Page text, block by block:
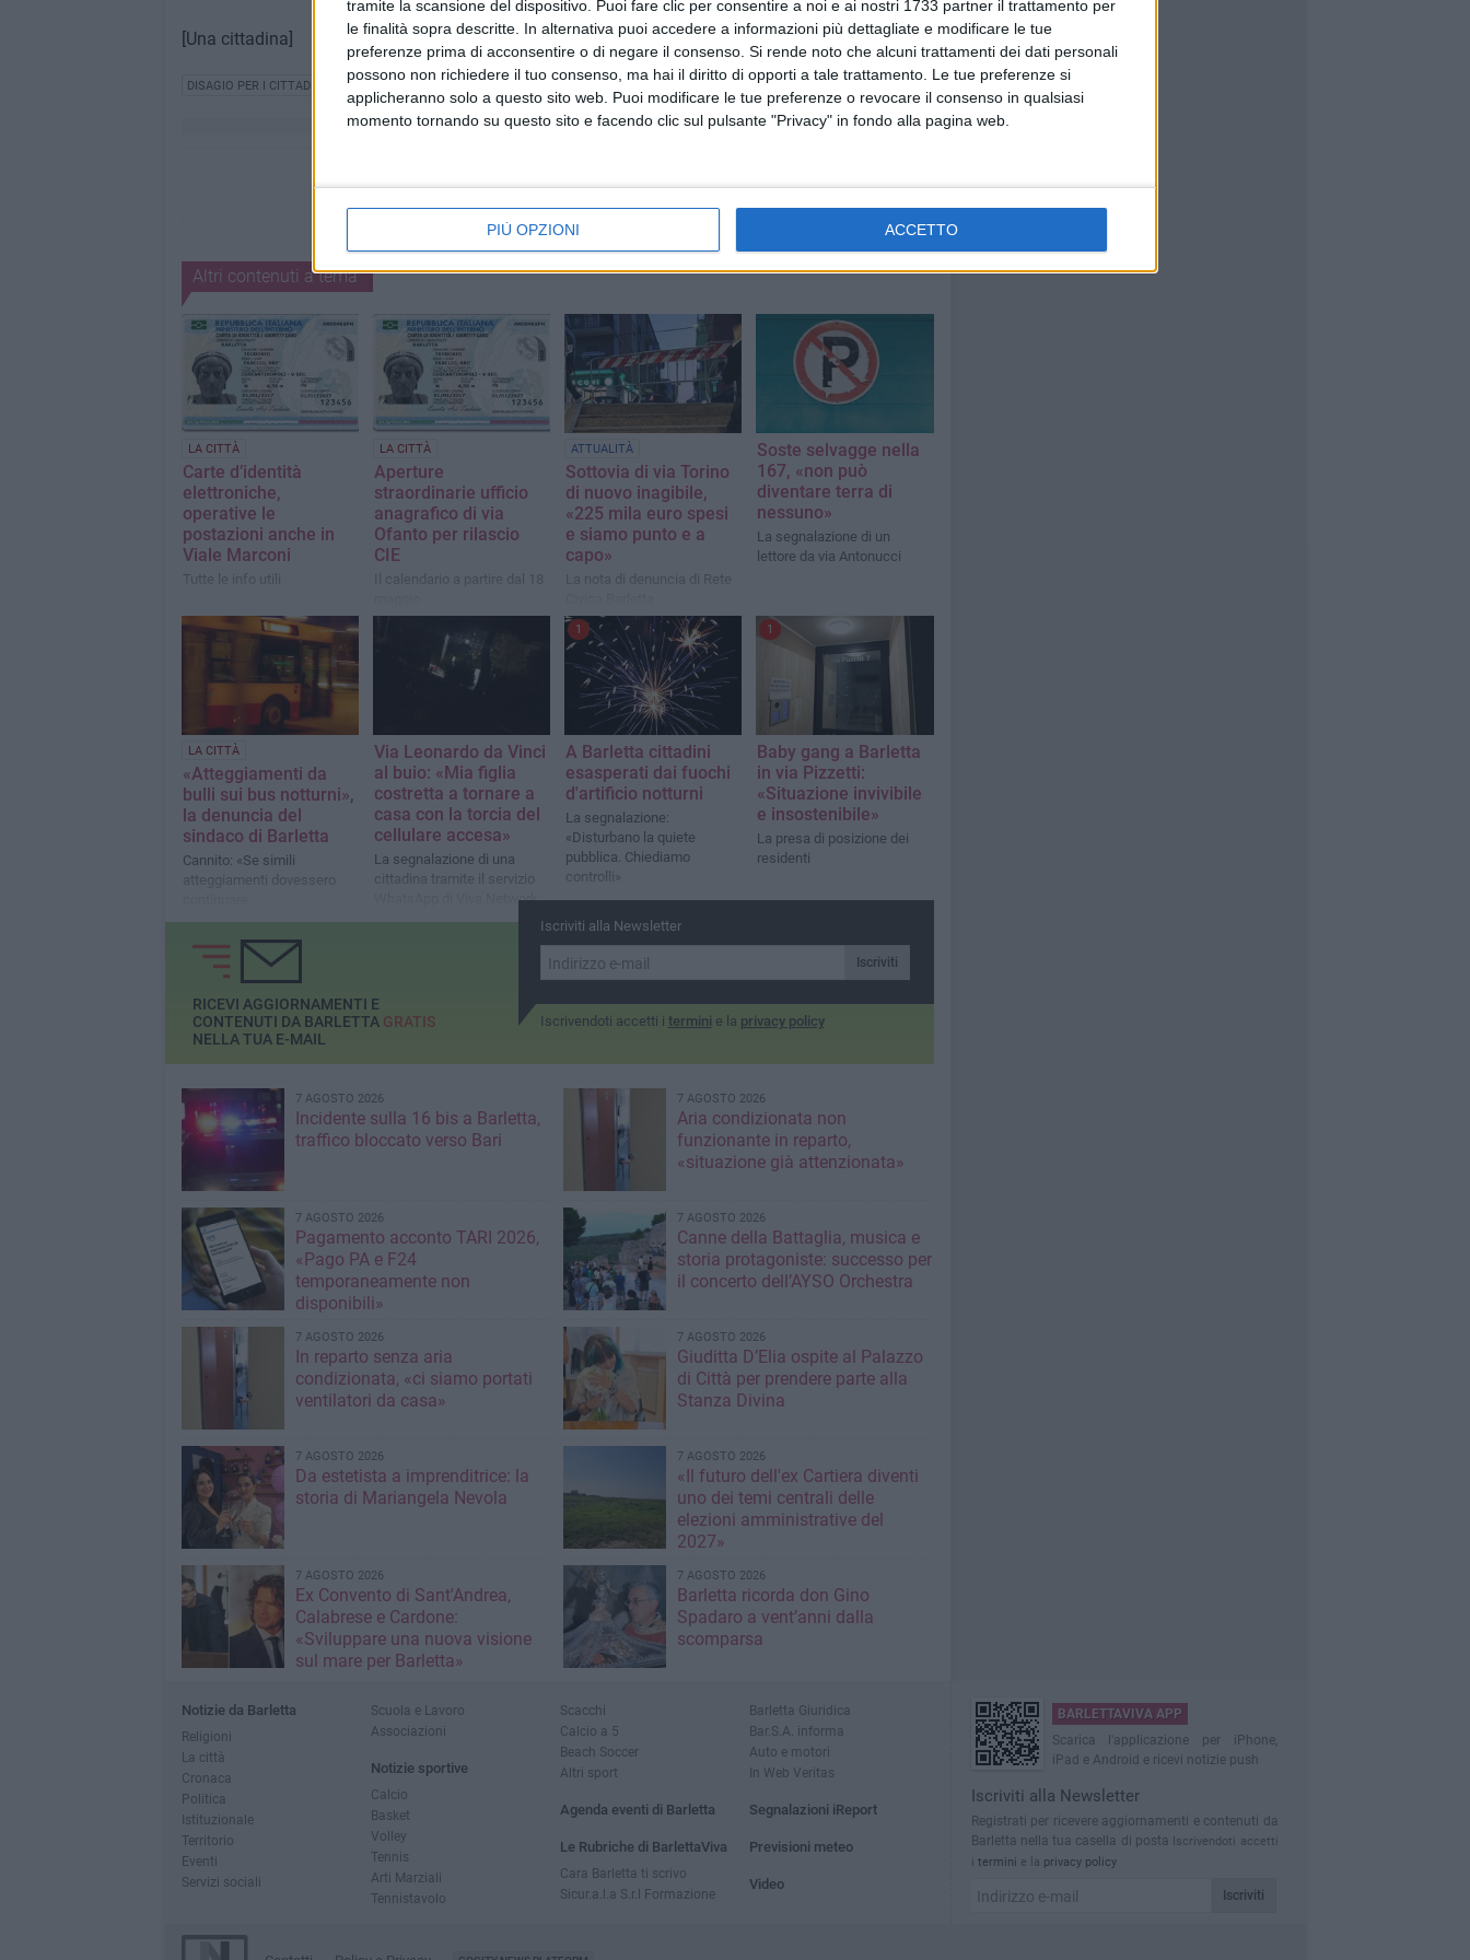
tramite la scansione del dispositivo. Puoi fare clic per consentire a noi e ai nostri 1733 partner il trattamento per
le finalità sopra descritte. In alternativa puoi accedere a informazioni più dettagliate e modificare le tue
preferenze prima di acconsentire o di negare il consenso. Si rende noto che alcuni trattamenti dei dati personali
possono non richiedere il tuo consenso, ma hai il diritto di opporti a tale trattamento. Le tue preferenze si
applicheranno solo a questo sito web. Puoi modificare le tue preferenze o revocare il consenso in qualsiasi
momento tornando su questo sito e facendo clic sul pulsante "Privacy" in fondo alla pagina web.
PIÙ OPZIONI ACCETTO
[Una cittadina]
DISAGIO PER I CITTADINI ANAGRAFE
Altri contenuti a tema
LA CITTÀ
Carte d’identità
elettroniche,
operative le
postazioni anche in
Viale Marconi
Tutte le info utili
LA CITTÀ
Aperture
straordinarie ufficio
anagrafico di via
Ofanto per rilascio
CIE
Il calendario a partire dal 18
ATTUALITÀ
Sottovia di via Torino
di nuovo inagibile,
«225 mila euro spesi
e siamo punto e a
capo»
La nota di denuncia di Rete
Soste selvagge nella
167, «non può
diventare terra di
nessuno»
La segnalazione di un
lettore da via Antonucci
LA CITTÀ
«Atteggiamenti da
bulli sui bus notturni»,
la denuncia del
sindaco di Barletta
Cannito: «Se simili
atteggiamenti dovessero
l’Amministrazione comunale
deciderà se proseguire il
servizio o interromperlo»
Via Leonardo da Vinci
al buio: «Mia figlia
costretta a tornare a
casa con la torcia del
cellulare accesa»
La segnalazione di una
cittadina tramite il servizio
WhatsApp di Viva Network
1
A Barletta cittadini
esasperati dai fuochi
d'artificio notturni
La segnalazione:
«Disturbano la quiete
pubblica. Chiediamo
controlli»
1
Baby gang a Barletta
in via Pizzetti:
«Situazione invivibile
e insostenibile»
La presa di posizione dei
residenti
Iscriviti alla Newsletter
Iscriviti
Iscrivendoti accetti i termini e la privacy policy
RICEVI AGGIORNAMENTI E
CONTENUTI DA BARLETTA GRATIS
NELLA TUA E-MAIL
7 AGOSTO 2026
Incidente sulla 16 bis a Barletta,
traffico bloccato verso Bari
7 AGOSTO 2026
Aria condizionata non
funzionante in reparto,
«situazione già attenzionata»
7 AGOSTO 2026
Pagamento acconto TARI 2026,
«Pago PA e F24
temporaneamente non
disponibili»
7 AGOSTO 2026
Canne della Battaglia, musica e
storia protagoniste: successo per
il concerto dell’AYSO Orchestra
7 AGOSTO 2026
In reparto senza aria
condizionata, «ci siamo portati
ventilatori da casa»
7 AGOSTO 2026
Giuditta D’Elia ospite al Palazzo
di Città per prendere parte alla
Stanza Divina
7 AGOSTO 2026
Da estetista a imprenditrice: la
storia di Mariangela Nevola
7 AGOSTO 2026
«Il futuro dell'ex Cartiera diventi
uno dei temi centrali delle
elezioni amministrative del
2027»
7 AGOSTO 2026
Ex Convento di Sant'Andrea,
Calabrese e Cardone:
«Sviluppare una nuova visione
sul mare per Barletta»
7 AGOSTO 2026
Barletta ricorda don Gino
Spadaro a vent’anni dalla
scomparsa
Notizie da Barletta
Religioni
La città
Cronaca
Politica
Istituzionale
Territorio
Eventi
Servizi sociali
Scuola e Lavoro
Associazioni
Notizie sportive
Calcio
Basket
Volley
Tennis
Arti Marziali
Tennistavolo
Scacchi
Calcio a 5
Beach Soccer
Altri sport
Agenda eventi di Barletta
Le Rubriche di BarlettaViva
Cara Barletta ti scrivo
Sicur.a.l.a S.r.l Formazione
Barletta Giuridica
Bar.S.A. informa
Auto e motori
In Web Veritas
Segnalazioni iReport
Previsioni meteo
Video
BARLETTAVIVA APP
Scarica l'applicazione per iPhone,
iPad e Android e ricevi notizie push
Iscriviti alla Newsletter
Registrati per ricevere aggiornamenti e contenuti da
Barletta nella tua casella di posta
Iscrivendoti accetti
i termini e la privacy policy
Iscriviti